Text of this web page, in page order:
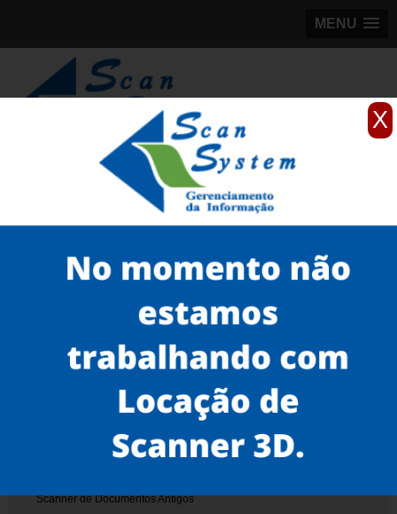
X
MENU
98184-5245
scanner de documentos antigos
scanner para documentos antigos de empresa
scanner de documento de identificação antigo Higienópolis
Serviços
Scanner de Documentos
Scanner de Documentos Antigos